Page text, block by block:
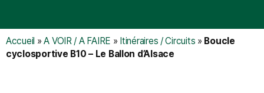
Accueil »A VOIR / A FAIRE » Itinéraires / Circuits » Boucle
cyclosportive B10 – Le Ballon d’Alsace